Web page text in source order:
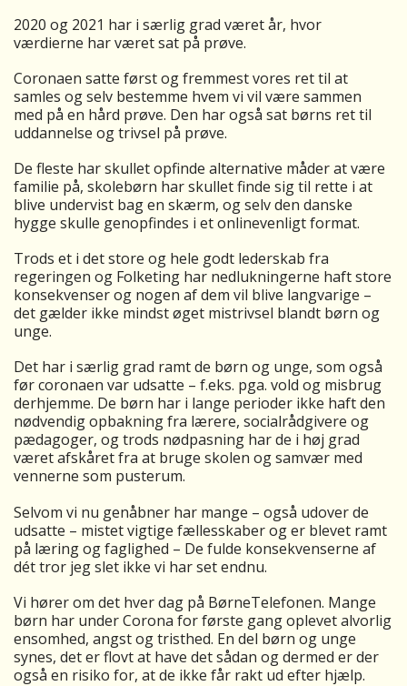
2020 og 2021 har i særlig grad været år, hvor
værdierne har været sat på prøve.
Coronaen satte først og fremmest vores ret til at
samles og selv bestemme hvem vi vil være sammen
med på en hård prøve. Den har også sat børns ret til
uddannelse og trivsel på prøve.
De fleste har skullet opfinde alternative måder at være
familie på, skolebørn har skullet finde sig til rette i at
blive undervist bag en skærm, og selv den danske
hygge skulle genopfindes i et onlinevenligt format.
Trods et i det store og hele godt lederskab fra
regeringen og Folketing har nedlukningerne haft store
konsekvenser og nogen af dem vil blive langvarige –
det gælder ikke mindst øget mistrivsel blandt børn og
unge.
Det har i særlig grad ramt de børn og unge, som også
før coronaen var udsatte – f.eks. pga. vold og misbrug
derhjemme. De børn har i lange perioder ikke haft den
nødvendig opbakning fra lærere, socialrådgivere og
pædagoger, og trods nødpasning har de i høj grad
været afskåret fra at bruge skolen og samvær med
vennerne som pusterum.
Selvom vi nu genåbner har mange – også udover de
udsatte – mistet vigtige fællesskaber og er blevet ramt
på læring og faglighed – De fulde konsekvenserne af
dét tror jeg slet ikke vi har set endnu.
Vi hører om det hver dag på BørneTelefonen. Mange
børn har under Corona for første gang oplevet alvorlig
ensomhed, angst og tristhed. En del børn og unge
synes, det er flovt at have det sådan og dermed er der
også en risiko for, at de ikke får rakt ud efter hjælp.